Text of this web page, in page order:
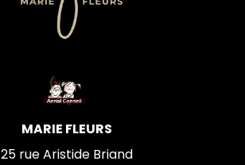
MARIE FLEURS
25 rue Aristide Briand